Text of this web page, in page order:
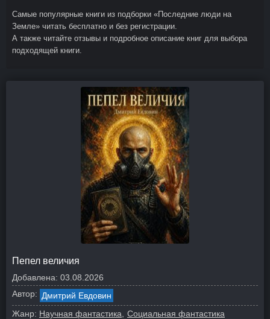
Самые популярные книги из подборки «Последние люди на
Земле» читать бесплатно и без регистрации.
А также читайте отзывы и подробное описание книг для выбора
подходящей книги.
Пепел величия
Добавлена: 03.08.2026
Автор: Дмитрий Евдовин
Жанр: Научная фантастика
Социальная фантастика